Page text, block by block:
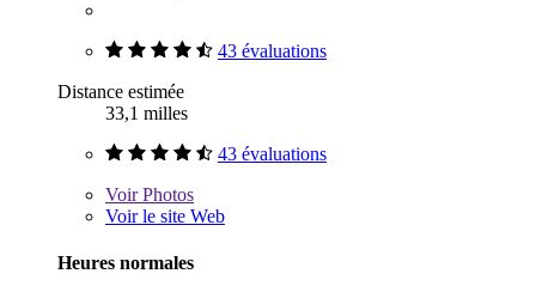
43 évaluations
Distance estimée
33,1 milles
43 évaluations
VoirPhotos
Voir le site Web
Heures normales